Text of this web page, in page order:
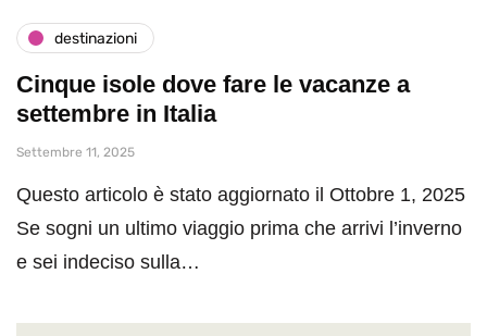
destinazioni
Cinque isole dove fare le vacanze a
settembre in Italia
Settembre 11, 2025
Questo articolo è stato aggiornato il Ottobre 1, 2025
Se sogni un ultimo viaggio prima che arrivi l’inverno
e sei indeciso sulla…